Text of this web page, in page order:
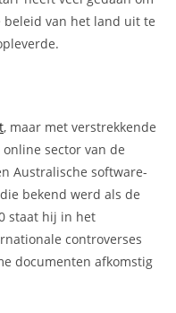
van het land uit te
, maar met verstrekkende
sector van de
Australische software-
bekend werd als de
staat hij in het
controverses
documenten afkomstig